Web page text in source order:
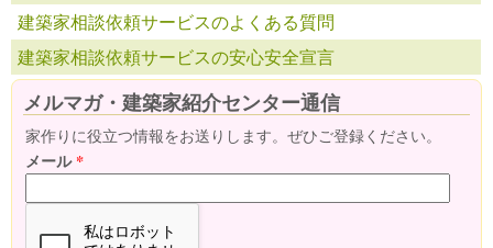
建築家相談依頼サービスのよくある質問
建築家相談依頼サービスの安心安全宣言
メルマガ・建築家紹介センター通信
家作りに役立つ情報をお送りします。ぜひご登録ください。
メール*